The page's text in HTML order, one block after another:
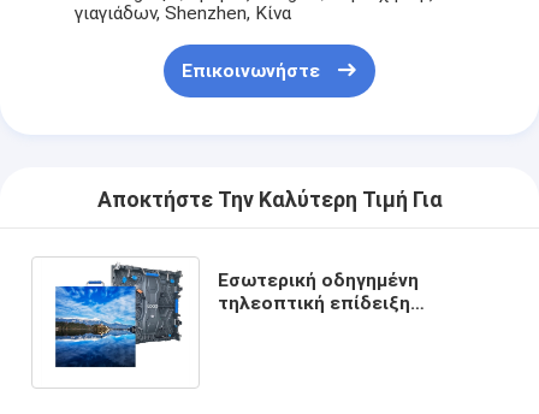
γιαγιάδων, Shenzhen, Κίνα
Επικοινωνήστε
Αποκτήστε Την Καλύτερη Τιμή Για
Εσωτερική οδηγημένη
τηλεοπτική επίδειξη